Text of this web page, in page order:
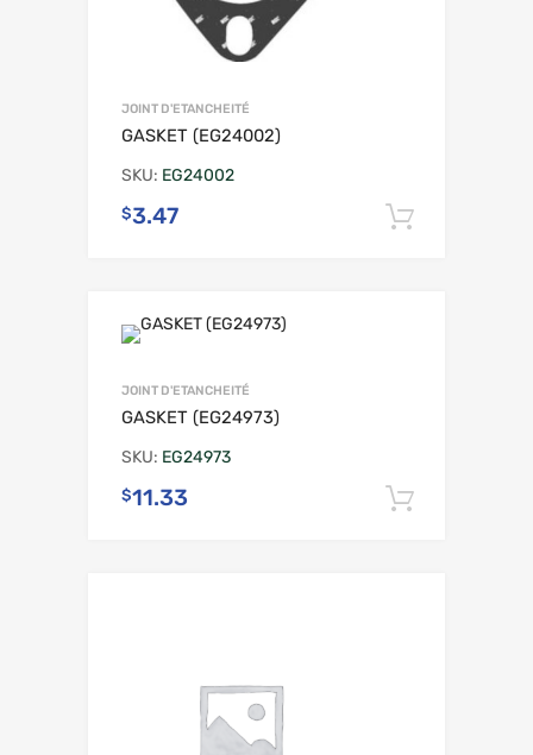
JOINT D'ETANCHEITÉ
GASKET (EG24002)
SKU: EG24002
$3.47
JOINT D'ETANCHEITÉ
GASKET (EG24973)
SKU: EG24973
$11.33